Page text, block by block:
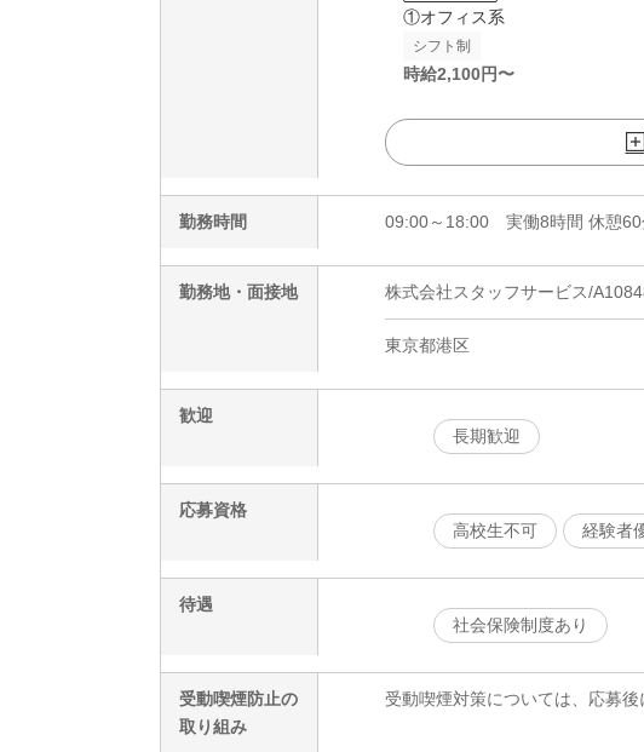
①オフィス系
シフト制
時給2,100円〜
勤務時間 09:00～18:00 実働8時間 休憩
勤務地・面接地 株式会社スタッフサービス/
東京都港区
歓迎
長期歓迎
応募資格
高校生不可
経験者
待遇
社会保険制度あり
受動喫煙防止の
取り組み
受動喫煙対策については、応募